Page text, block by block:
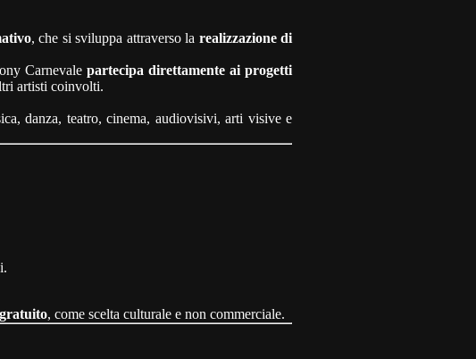
, che si sviluppa attraverso la realizzazione di
Carnevale partecipa direttamente ai progetti
artisti coinvolti.
danza, teatro, cinema, audiovisivi, arti visive e
, come scelta culturale e non commerciale.